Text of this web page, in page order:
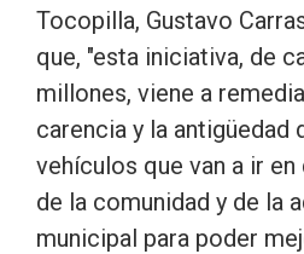
Tocopilla, Gustavo
que, "esta iniciativa, de
millones, viene a
carencia y la antigüedad
vehículos que van a ir
de la comunidad y de la
municipal para poder